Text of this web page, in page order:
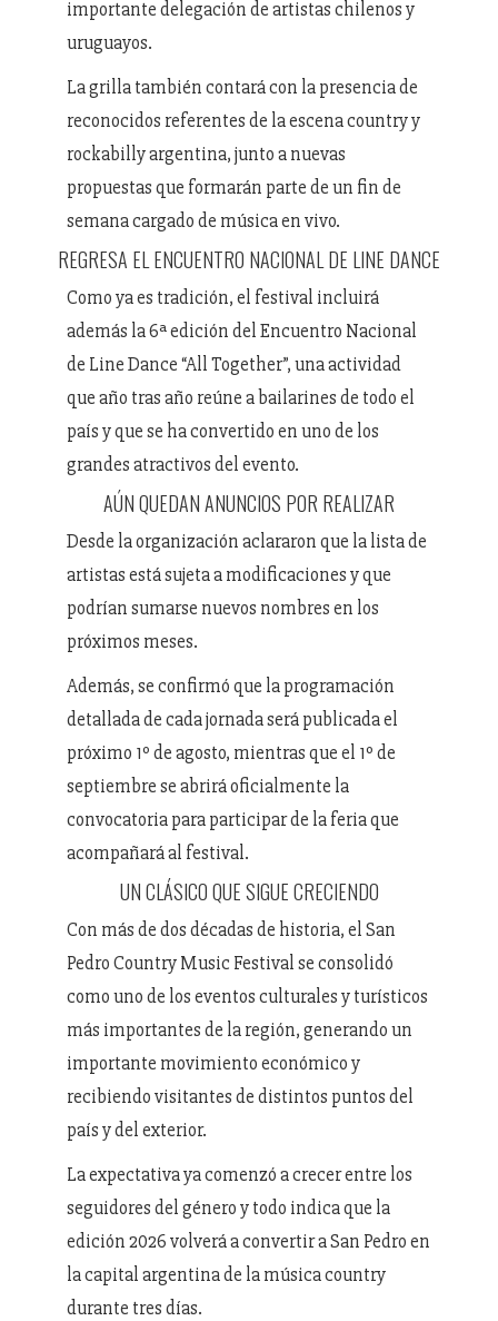
importante delegación de artistas chilenos y
uruguayos.
La grilla también contará con la presencia de
reconocidos referentes de la escena country y
rockabilly argentina, junto a nuevas
propuestas que formarán parte de un fin de
semana cargado de música en vivo.
REGRESA EL ENCUENTRO NACIONAL DE LINE DANCE
Como ya es tradición, el festival incluirá
además la 6ª edición del Encuentro Nacional
de Line Dance “All Together”, una actividad
que año tras año reúne a bailarines de todo el
país y que se ha convertido en uno de los
grandes atractivos del evento.
AÚN QUEDAN ANUNCIOS POR REALIZAR
Desde la organización aclararon que la lista de
artistas está sujeta a modificaciones y que
podrían sumarse nuevos nombres en los
próximos meses.
Además, se confirmó que la programación
detallada de cada jornada será publicada el
próximo 1º de agosto, mientras que el 1º de
septiembre se abrirá oficialmente la
convocatoria para participar de la feria que
acompañará al festival.
UN CLÁSICO QUE SIGUE CRECIENDO
Con más de dos décadas de historia, el San
Pedro Country Music Festival se consolidó
como uno de los eventos culturales y turísticos
más importantes de la región, generando un
importante movimiento económico y
recibiendo visitantes de distintos puntos del
país y del exterior.
La expectativa ya comenzó a crecer entre los
seguidores del género y todo indica que la
edición 2026 volverá a convertir a San Pedro en
la capital argentina de la música country
durante tres días.